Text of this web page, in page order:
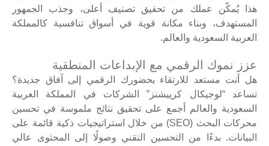
هذا يُمكّن عملك من تحقيق تصنيف أعلى، وجذب الجمهور
المستهدف، وبناء مكانة قوية في أسواق تنافسية كالمملكة
العربية السعودية والعالم.
عزز نموك الرقمي مع الإبداعات المنطقية
هل أنت مستعد للارتقاء بحضورك الرقمي إلى آفاق جديدة؟
تساعد “لوجيكال كرييشنز” الشركات في المملكة العربية
السعودية والعالم أجمع على تحقيق نتائج ملموسة في تحسين
محركات البحث (SEO) من خلال استراتيجيات ذكية قائمة على
البيانات. بدءًا من التحسين التقني وصولًا إلى المحتوى عالي